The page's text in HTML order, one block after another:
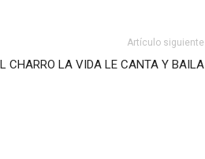
Artículo siguiente
CHARRO LA VIDA LE CANTA Y BAILA